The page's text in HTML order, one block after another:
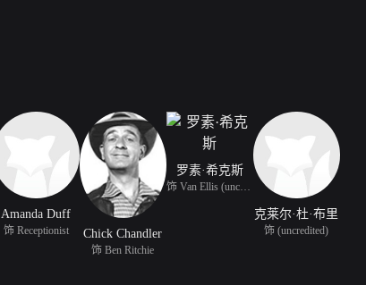
Amanda Duff
饰 Receptionist Chick Chandler
饰 Ben Ritchie
罗素·希克斯
饰 Van Ellis (uncredite
克莱尔·杜·布里
饰 (uncredited)